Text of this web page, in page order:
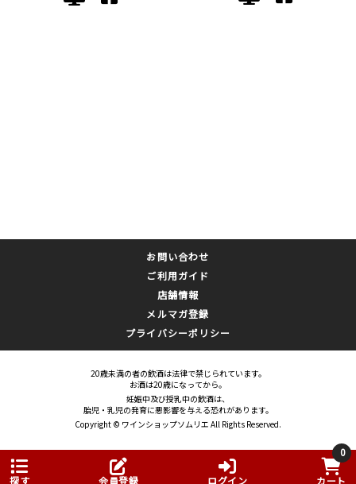
探す 会員登録 ログイン
0
カート
お問い合わせ
ご利用ガイド
店舗情報
メルマガ登録
プライバシーポリシー
20歳未満の者の飲酒は法律で禁じられています。
お酒は20歳になってから。
妊娠中及び授乳中の飲酒は、
胎児・乳児の発育に悪影響を与える恐れがあります。
Copyright © ワインショップソムリエ All Rights Reserved.